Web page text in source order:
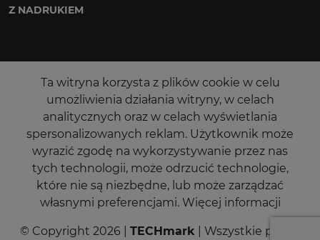
Z NADRUKIEM
Ta witryna korzysta z plików cookie w celu
umożliwienia działania witryny, w celach
analitycznych oraz w celach wyświetlania
spersonalizowanych reklam. Użytkownik może
wyrazić zgodę na wykorzystywanie przez nas
tych technologii, może odrzucić technologie,
które nie są niezbędne, lub może zarządzać
własnymi preferencjami. Więcej informacji
© Copyright 2026 | TECHmark | Wszystkie prawa